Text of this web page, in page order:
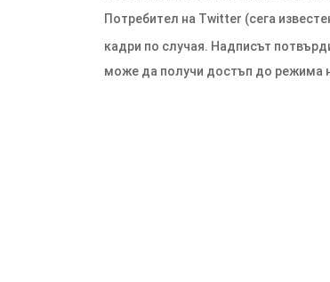
Потребител на Twitter (сега
кадри по случая. Надписът
може да получи достъп до режима